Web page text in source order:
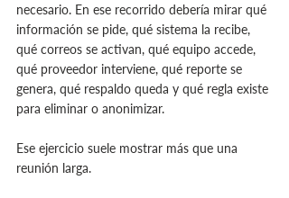
necesario. En ese recorrido debería mirar qué
información se pide, qué sistema la recibe,
qué correos se activan, qué equipo accede,
qué proveedor interviene, qué reporte se
genera, qué respaldo queda y qué regla existe
para eliminar o anonimizar.
Ese ejercicio suele mostrar más que una
reunión larga.